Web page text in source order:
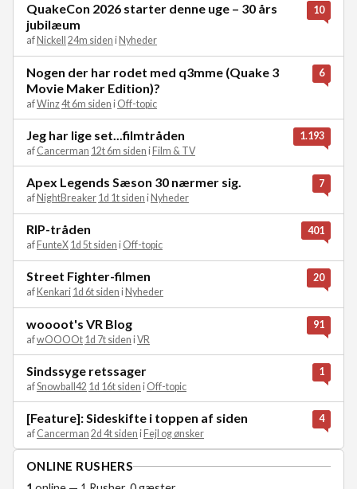
QuakeCon 2026 starter denne uge – 30 års
jubilæum
af Nickell 24m siden i Nyheder
10
Nogen der har rodet med q3mme (Quake 3
Movie Maker Edition)?
afWinz4t 6m siden i Off-topic
6
Jeg har lige set...filmtråden
af Cancerman 12t 6m siden i Film & TV
1.193
Apex Legends Sæson 30 nærmer sig.
af NightBreaker 1d 1t siden i Nyheder
7
RIP-tråden
af FunteX 1d 5t siden i Off-topic
401
Street Fighter-filmen
af Kenkari 1d 6t siden i Nyheder
20
woooot's VR Blog
afwOOOOt 1d 7t siden iVR
91
Sindssyge retssager
afSnowball42 1d 16t siden i Off-topic
1
[Feature]: Sideskifte i toppen af siden
af Cancerman 2d 4t siden i Fejl og ønsker
4
ONLINE RUSHERS